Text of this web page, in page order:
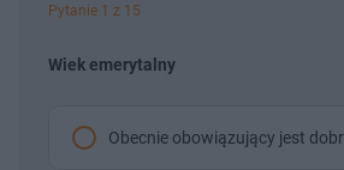
Pytanie 1 z 15
Wiek emerytalny
Obecnie obowiązujący jest